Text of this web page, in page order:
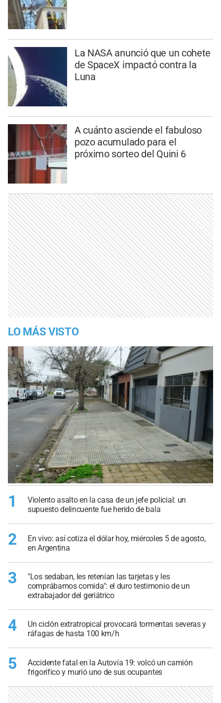
La NASA anunció que un cohete
de SpaceX impactó contra la
Luna
A cuánto asciende el fabuloso
pozo acumulado para el
próximo sorteo del Quini 6
LO MÁS VISTO
1
Violento asalto en la casa de un jefe policial: un
supuesto delincuente fue herido de bala
2
En vivo: así cotiza el dólar hoy, miércoles 5 de agosto,
en Argentina
3
"Los sedaban, les retenían las tarjetas y les
comprábamos comida": el duro testimonio de un
extrabajador del geriátrico
4
Un ciclón extratropical provocará tormentas severas y
ráfagas de hasta 100 km/h
5
Accidente fatal en la Autovía 19: volcó un camión
frigorífico y murió uno de sus ocupantes